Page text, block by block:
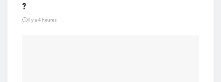
?
il y a 4 heures